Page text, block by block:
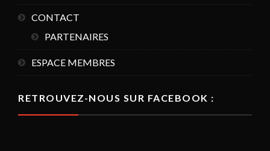
CONTACT
PARTENAIRES
ESPACE MEMBRES
RETROUVEZ-NOUS SUR FACEBOOK :